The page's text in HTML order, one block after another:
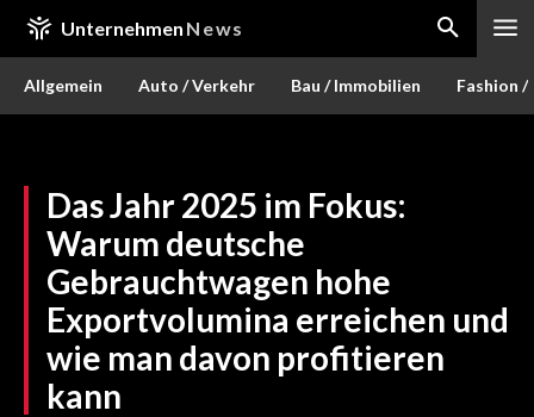
Unternehmen News
Allgemein Auto / Verkehr Bau / Immobilien Fashion /
Das Jahr 2025 im Fokus:
Warum deutsche
Gebrauchtwagen hohe
Exportvolumina erreichen und
wie man davon profitieren
kann